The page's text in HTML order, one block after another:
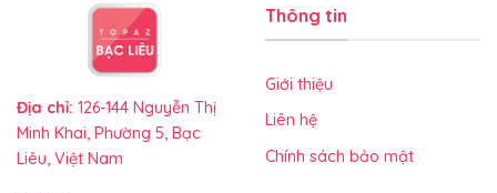
Địa chỉ: 126-144 Nguyễn Thị
Minh Khai, Phường 5, Bạc
Liêu, Việt Nam
Thông tin
Giới thiệu
Liên hệ
Chính sách bảo mật